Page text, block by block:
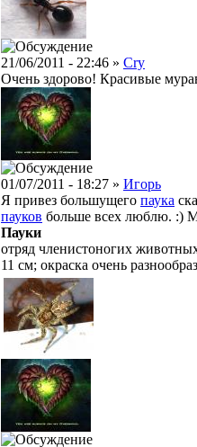
21/06/2011 - 22:46 » Cry
Очень здорово! Красивые
01/07/2011 - 18:27 » Игорь
Я привез большущего паука
пауков больше всех люблю. :)
Пауки
отряд членистоногих
11 см; окраска очень